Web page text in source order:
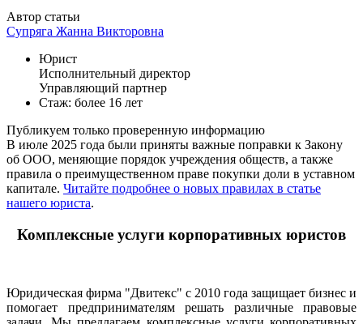
Автор статьи
Супряга Жанна Викторовна
Юрист
Исполнительный директор
Управляющий партнер
Стаж: более 16 лет
Публикуем только проверенную информацию
В июле 2025 года были приняты важные поправки к Закону
об ООО, меняющие порядок учреждения обществ, а также
правила о преимущественном праве покупки доли в уставном
капитале. Читайте подробнее о новых правилах в статье
нашего юриста.
Комплексные услуги корпоративных юристов
Юридическая фирма "Двитекс" с 2010 года защищает бизнес и
помогает предпринимателям решать различные правовые